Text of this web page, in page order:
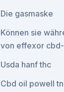
Die gasmaske
Können sie
von effexor cbd-
Usda hanf thc
Cbd oil powell tn